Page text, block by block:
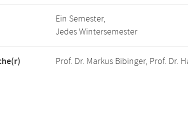
Ein Semester,
Jedes Wintersemester
Prof. Dr. Markus Bibinger, Prof. Dr.